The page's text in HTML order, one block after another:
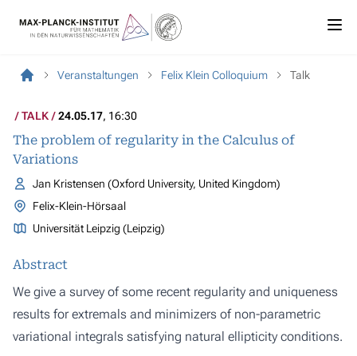
Veranstaltungen Felix Klein Colloquium Talk
TALK 24.05.17, 16:30
The problem of regularity in the Calculus of
Variations
Jan Kristensen (Oxford University, United Kingdom)
Felix-Klein-Hörsaal
Universität Leipzig (Leipzig)
Abstract
We give a survey of some recent regularity and uniqueness
results for extremals and minimizers of non-parametric
variational integrals satisfying natural ellipticity conditions.